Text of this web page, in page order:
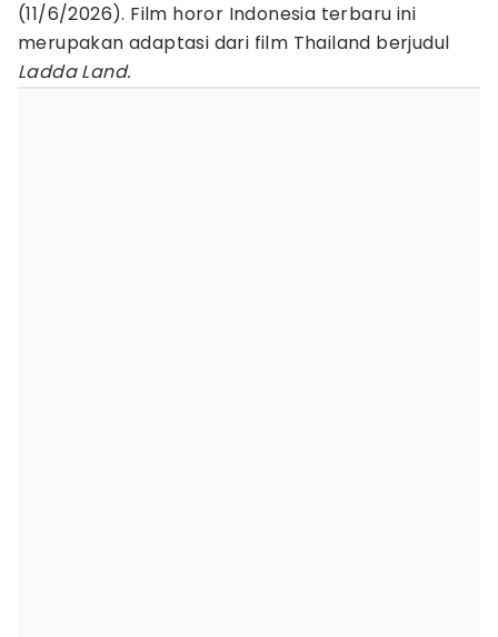
(11/6/2026). Film horor Indonesia terbaru ini
merupakan adaptasi dari film Thailand berjudul
Ladda Land.